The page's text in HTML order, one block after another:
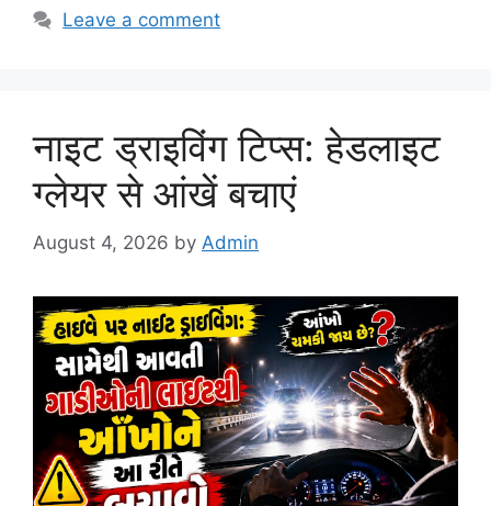
Leave a comment
नाइट ड्राइविंग टिप्स: हेडलाइट
ग्लेयर से आंखें बचाएं
August 4, 2026 by Admin